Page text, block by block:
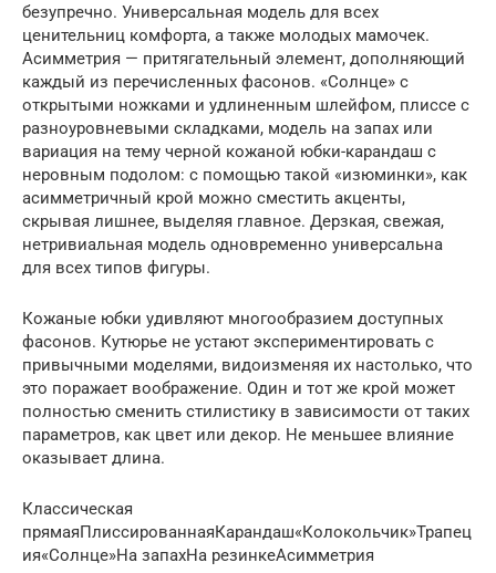
безупречно. Универсальная модель для всех
ценительниц комфорта, а также молодых мамочек.
Асимметрия — притягательный элемент, дополняющий
каждый из перечисленных фасонов. «Солнце» с
открытыми ножками и удлиненным шлейфом, плиссе с
разноуровневыми складками, модель на запах или
вариация на тему черной кожаной юбки-карандаш с
неровным подолом: с помощью такой «изюминки», как
асимметричный крой можно сместить акценты,
скрывая лишнее, выделяя главное. Дерзкая, свежая,
нетривиальная модель одновременно универсальна
для всех типов фигуры.
Кожаные юбки удивляют многообразием доступных
фасонов. Кутюрье не устают экспериментировать с
привычными моделями, видоизменяя их настолько, что
это поражает воображение. Один и тот же крой может
полностью сменить стилистику в зависимости от таких
параметров, как цвет или декор. Не меньшее влияние
оказывает длина.
Классическая
прямаяПлиссированнаяКарандаш«Колокольчик»Трапец
ия«Солнце»На запахНа резинкеАсимметрия